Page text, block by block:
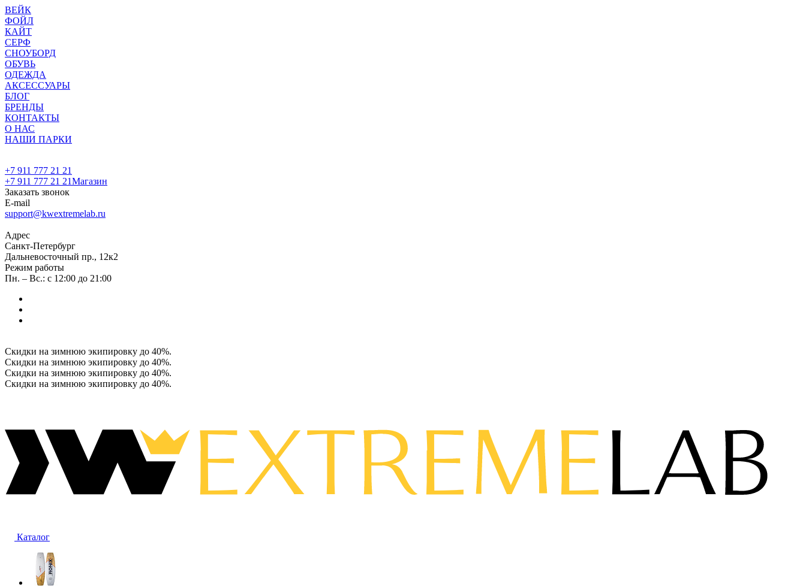
ВЕЙК
ФОЙЛ
КАЙТ
СЕРФ
СНОУБОРД
ОБУВЬ
ОДЕЖДА
АКСЕССУАРЫ
БЛОГ
БРЕНДЫ
КОНТАКТЫ
О НАС
НАШИ ПАРКИ
+7 911 777 21 21
+7 911 777 21 21Магазин
Заказать звонок
E-mail
support@kwextremelab.ru
Адрес
Санкт-Петербург
Дальневосточный пр., 12к2
Режим работы
Пн. – Вс.: с 12:00 до 21:00
Скидки на зимнюю экипировку до 40%.
Скидки на зимнюю экипировку до 40%.
Скидки на зимнюю экипировку до 40%.
Скидки на зимнюю экипировку до 40%.
Каталог